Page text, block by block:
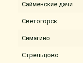
Сайменские дачи
Светогорск
Симагино
Стрельцово